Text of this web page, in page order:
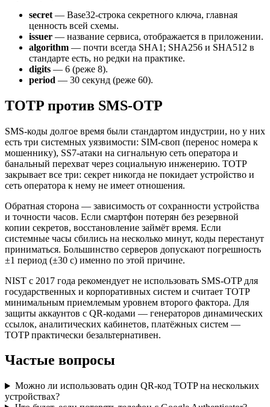
secret — Base32-строка секретного ключа, главная
ценность всей схемы.
issuer — название сервиса, отображается в приложении.
algorithm — почти всегда SHA1; SHA256 и SHA512 в
стандарте есть, но редки на практике.
digits — 6 (реже 8).
period — 30 секунд (реже 60).
TOTP против SMS-OTP
SMS-коды долгое время были стандартом индустрии, но у них
есть три системных уязвимости: SIM-своп (перенос номера к
мошеннику), SS7-атаки на сигнальную сеть оператора и
банальный перехват через социальную инженерию. TOTP
закрывает все три: секрет никогда не покидает устройство и
сеть оператора к нему не имеет отношения.
Обратная сторона — зависимость от сохранности устройства
и точности часов. Если смартфон потерян без резервной
копии секретов, восстановление займёт время. Если
системные часы сбились на несколько минут, коды перестанут
приниматься. Большинство серверов допускают погрешность
±1 период (±30 с) именно по этой причине.
NIST с 2017 года рекомендует не использовать SMS-OTP для
государственных и корпоративных систем и считает TOTP
минимальным приемлемым уровнем второго фактора. Для
защиты аккаунтов с QR-кодами — генераторов динамических
ссылок, аналитических кабинетов, платёжных систем —
TOTP практически безальтернативен.
Частые вопросы
Можно ли использовать один QR-код TOTP на нескольких
устройствах?